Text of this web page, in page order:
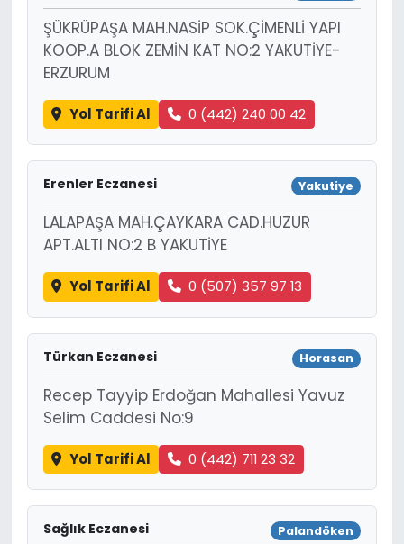
ŞÜKRÜPAŞA MAH.NASİP SOK.ÇİMENLİ YAPI
KOOP.A BLOK ZEMİN KAT NO:2 YAKUTİYE-
ERZURUM
Yol Tarifi Al 0 (442) 240 00 42
Erenler Eczanesi Yakutiye
LALAPAŞA MAH.ÇAYKARA CAD.HUZUR
APT.ALTI NO:2 B YAKUTİYE
Yol Tarifi Al 0 (507) 357 97 13
Türkan Eczanesi Horasan
Recep Tayyip Erdoğan Mahallesi Yavuz
Selim Caddesi No:9
Yol Tarifi Al 0 (442) 711 23 32
Sağlık Eczanesi Palandöken